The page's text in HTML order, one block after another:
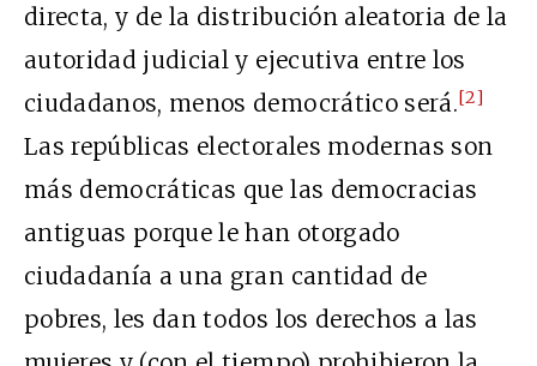
directa, y de la distribución aleatoria de la
autoridad judicial y ejecutiva entre los
ciudadanos, menos democrático será.[2]
Las repúblicas electorales modernas son
más democráticas que las democracias
antiguas porque le han otorgado
ciudadanía a una gran cantidad de
pobres, les dan todos los derechos a las